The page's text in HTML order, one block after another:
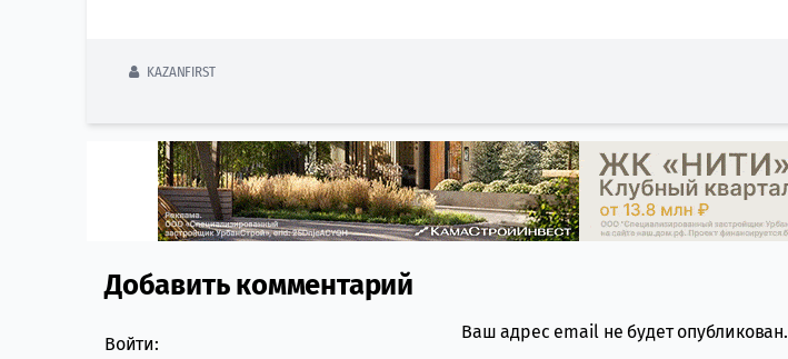
KAZANFIRST
Comment section
Добавить комментарий
Войти:
Ваш адрес email не будет опубликован.